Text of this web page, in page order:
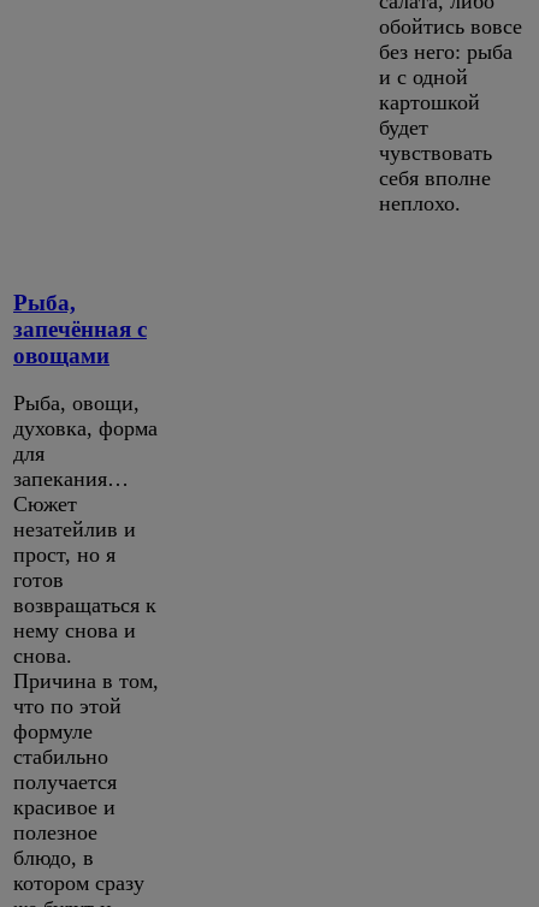
обойтись вовсе
без него: рыба
и с одной
картошкой
будет
чувствовать
себя вполне
неплохо.
Рыба,
запечённая с
овощами
Рыба, овощи,
духовка, форма
для
запекания…
Сюжет
незатейлив и
прост, но я
готов
возвращаться к
нему снова и
снова.
Причина в том,
что по этой
формуле
стабильно
получается
красивое и
полезное
блюдо, в
котором сразу